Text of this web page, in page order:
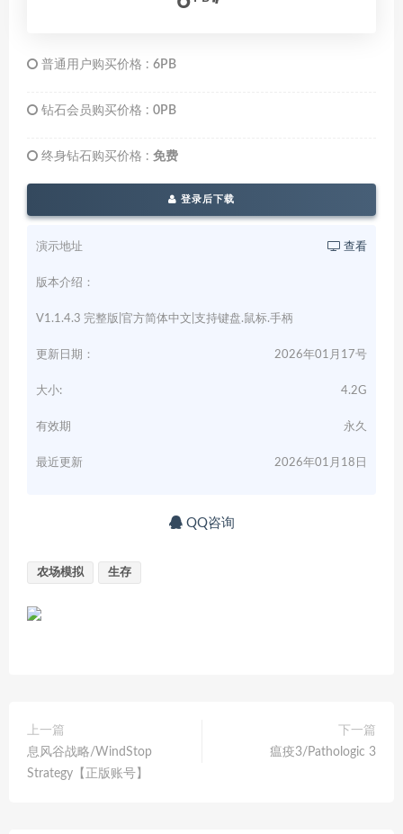
普通用户购买价格 : 6PB
钻石会员购买价格 : 0PB
终身钻石购买价格 : 免费
登录后下载
演示地址 查看
版本介绍：
V1.1.4.3 完整版|官方简体中文|支持键盘.鼠标.手柄
更新日期： 2026年01月17号
大小: 4.2G
有效期 永久
最近更新 2026年01月18日
QQ咨询
农场模拟 生存
上一篇
息风谷战略/WindStop
Strategy【正版账号】
下一篇
瘟疫3/Pathologic 3